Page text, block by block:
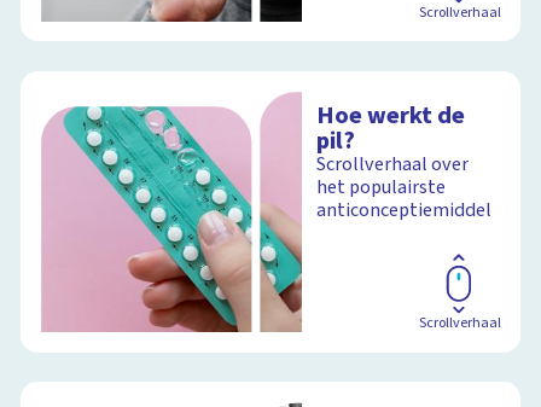
Scrollverhaal
Hoe werkt de
pil?
Scrollverhaal over
het populairste
anticonceptiemiddel
Scrollverhaal